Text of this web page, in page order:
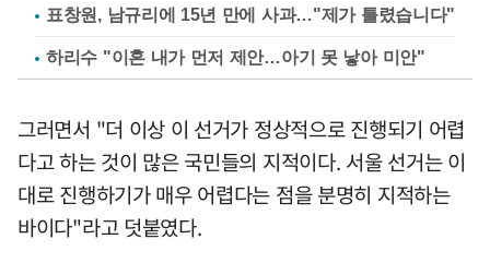
표창원, 남규리에 15년 만에 사과…"제가 틀렸습니다"
하리수 "이혼 내가 먼저 제안…아기 못 낳아 미안"
그러면서 "더 이상 이 선거가 정상적으로 진행되기 어렵
다고 하는 것이 많은 국민들의 지적이다. 서울 선거는 이
대로 진행하기가 매우 어렵다는 점을 분명히 지적하는
바이다"라고 덧붙였다.